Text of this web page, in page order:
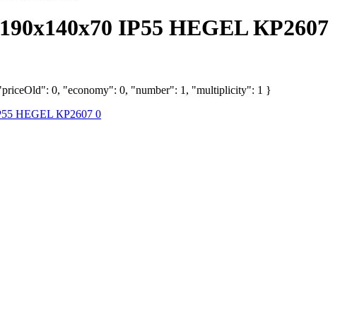
IP55 HEGEL КР2607
0, "economy": 0, "number": 1, "multiplicity": 1 }